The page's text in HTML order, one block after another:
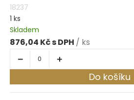
18237
1 ks
Skladem
876,04 Kč / ks
Do košíku